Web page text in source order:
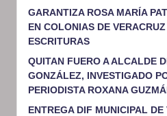
GARANTIZA ROSA MARÍA
EN COLONIAS DE
ESCRITURAS
QUITAN FUERO A ALCALDE
GONZÁLEZ, INVESTIGADO
PERIODISTA ROXANA
ENTREGA DIF MUNICIPAL